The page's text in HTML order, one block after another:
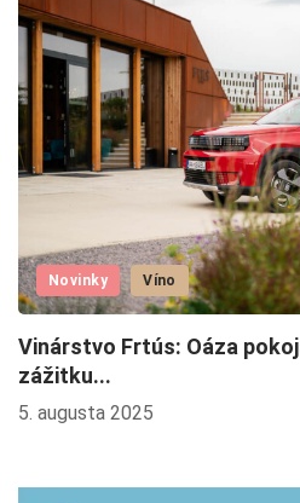
Novinky Víno
Vinárstvo Frtús: Oáza
zážitku...
5. augusta 2025